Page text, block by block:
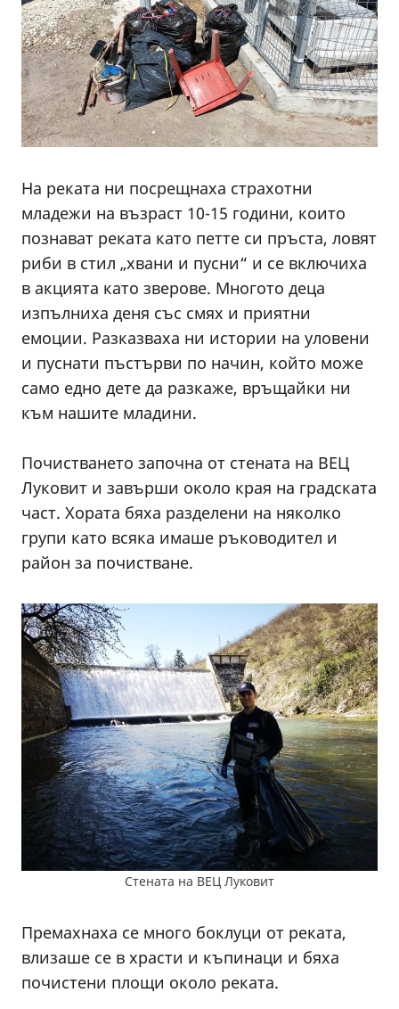
На реката ни посрещнаха страхотни
младежи на възраст 10-15 години, които
познават реката като петте си пръста, ловят
риби в стил „хвани и пусни“ и се включиха
в акцията като зверове. Многото деца
изпълниха деня със смях и приятни
емоции. Разказваха ни истории на уловени
и пуснати пъстърви по начин, който може
само едно дете да разкаже, връщайки ни
към нашите младини.
Почистването започна от стената на ВЕЦ
Луковит и завърши около края на градската
част. Хората бяха разделени на няколко
групи като всяка имаше ръководител и
район за почистване.
Стената на ВЕЦ Луковит
Премахнаха се много боклуци от реката,
влизаше се в храсти и къпинаци и бяха
почистени площи около реката.